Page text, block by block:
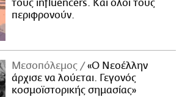
τους influencers. Και όλοι τους
περιφρονούν.
Μεσοπόλεμος
«Ο Νεοέλλην
άρχισε να λούεται. Γεγονός
κοσμοϊστορικής σημασίας»